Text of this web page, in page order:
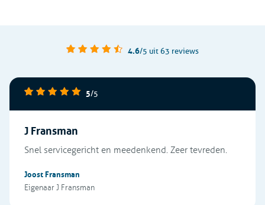
4.6/5 uit 63 reviews
5/5
J Fransman
Snel servicegericht en meedenkend. Zeer tevreden.
Joost Fransman
Eigenaar J Fransman